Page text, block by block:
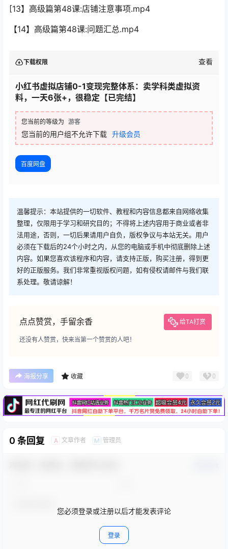
[13】高级篇第48课:店铺注意事项.mp4
【14】高级篇第48课:问题汇总.mp4
下载权限 查看
小红书虚拟店铺0-1变现完整体系：卖学科类虚拟资
料，一天6张+，很稳定【已完结】
您当前的等级为 游客
您当前的用户组不允许下载 升级会员
百度网盘
温馨提示：本站提供的一切软件、教程和内容信息都来自网络收集
整理，仅限用于学习和研究目的；不得将上述内容用于商业或者非
法用途，否则，一切后果请用户自负，版权争议与本站无关。用户
必须在下载后的24个小时之内，从您的电脑或手机中彻底删除上述
内容。如果您喜欢该程序和内容，请支持正版，购买注册，得到更
好的正版服务。我们非常重视版权问题，如有侵权请邮件与我们联
系处理。敬请谅解！
点点赞赏，手留余香 给TA打赏
还没有人赞赏，快来当第一个赞赏的人吧！
海报分享 收藏 0 0
广告
0 条回复 A 文章作者 M 管理员
您必须登录或注册以后才能发表评论
登录